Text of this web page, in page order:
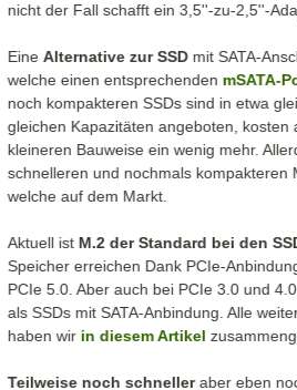
nicht der Fall schafft ein 3,5''-zu-2,5''-
EineAlternative zur SSD mit SATA-
welche einen entsprechendenmSATA-
noch kompakteren SSDs sind in etwa
gleichen Kapazitäten angeboten, kosten
kleineren Bauweise ein wenig mehr.
schnelleren und nochmals kompakteren
welche auf dem Markt.
Aktuell istM.2 der Standard bei den
Speicher erreichen Dank PCIe-
PCIe 5.0. Aber auch bei PCIe 3.0 und
als SSDs mit SATA-Anbindung. Alle
haben wirin diesem Artikel
Teilweise noch schnelleraber eben